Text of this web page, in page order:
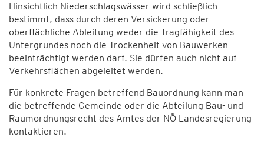
Hinsichtlich Niederschlagswässer wird schließlich
bestimmt, dass durch deren Versickerung oder
oberflächliche Ableitung weder die Tragfähigkeit des
Untergrundes noch die Trockenheit von Bauwerken
beeinträchtigt werden darf. Sie dürfen auch nicht auf
Verkehrsflächen abgeleitet werden.
Für konkrete Fragen betreffend Bauordnung kann man
die betreffende Gemeinde oder die Abteilung Bau- und
Raumordnungsrecht des Amtes der NÖ Landesregierung
kontaktieren.